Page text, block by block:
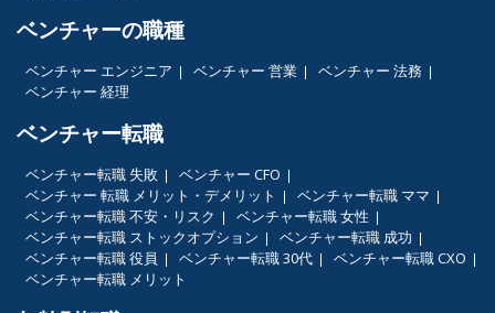
ベンチャーの職種
ベンチャー エンジニア ベンチャー 営業
ベンチャー 法務
ベンチャー 経理
ベンチャー転職
ベンチャー転職 失敗
ベンチャー CFO
ベンチャー 転職 メリット・デメリット
ベンチャー転職 ママ
ベンチャー転職 不安・リスク
ベンチャー転職 女性
ベンチャー転職 ストックオプション
ベンチャー転職 成功
ベンチャー転職 役員
ベンチャー転職 30代
ベンチャー転職 CXO
ベンチャー転職 メリット